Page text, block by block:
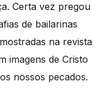
Certa vez pregou
de bailarinas
na revista
imagens de Cristo
nossos pecados.